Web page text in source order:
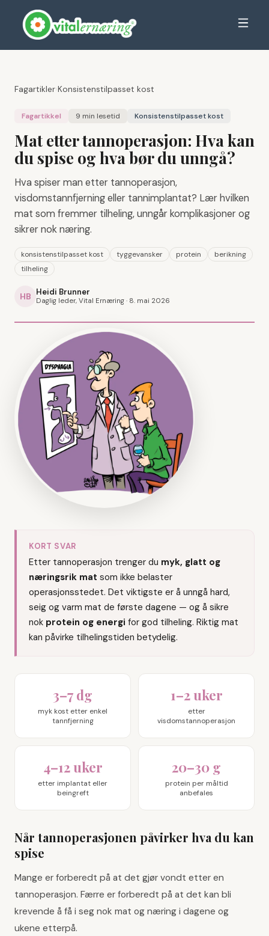
Fagartikler Konsistenstilpasset kost
Fagartikkel 9 min lesetid Konsistenstilpasset kost
Mat etter tannoperasjon: Hva kan
du spise og hva bør du unngå?
Hva spiser man etter tannoperasjon,
visdomstannfjerning eller tannimplantat? Lær hvilken
mat som fremmer tilheling, unngår komplikasjoner og
sikrer nok næring.
konsistenstilpasset kost tyggevansker protein
berikning
tilheling
HB Heidi Brunner
Daglig leder, Vital Ernæring · 8. mai 2026
KORT SVAR
Etter tannoperasjon trenger du myk, glatt og
næringsrik mat som ikke belaster
operasjonsstedet. Det viktigste er å unngå hard,
seig og varm mat de første dagene — og å sikre
nok protein og energi for god tilheling. Riktig mat
kan påvirke tilhelingstiden betydelig.
3–7 dg
myk kost etter enkel
tannfjerning
1–2 uker
etter
visdomstannoperasjon
4–12 uker
etter implantat eller
beingreft
20–30 g
protein per måltid
anbefales
Når tannoperasjonen påvirker hva du kan
spise
Mange er forberedt på at det gjør vondt etter en
tannoperasjon. Færre er forberedt på at det kan bli
krevende å få i seg nok mat og næring i dagene og
ukene etterpå.